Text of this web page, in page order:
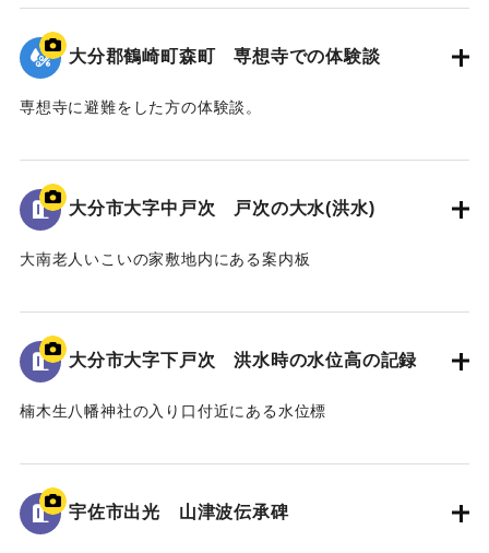
れている。
｜固有コード:00481080
大分郡鶴崎町森町 専想寺での体験談
専想寺に避難をした方の体験談。
流されてきた家が境内のムクノキに引っかかった。
翌日の昼頃には水が引いていた。
大分市大字中戸次 戸次の大水(洪水)
大南老人いこいの家敷地内にある案内板
の詳細が示されている。水位は現在の地面より2.2ｍ。
倒壊家屋30戸、死者11名を出す大惨事であった。
地域住民の交流の場に設置されており、過去の災害について
【出典：案内板】
｜固有コード:
大分市大字下戸次 洪水時の水位高の記録
楠木生八幡神社の入り口付近にある水位標
録されている。水位は標高14.307ｍに到達した。
併せて昭和20年9月台風第16号、昭和36年10月の大雨によっ
て発生した洪水の水位高も記録されている。
宇佐市出光 山津波伝承碑